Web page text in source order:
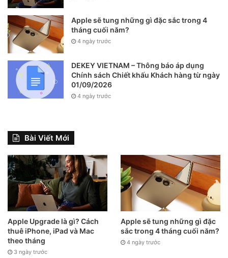
Apple sẽ tung những gì đặc sắc trong 4
tháng cuối năm?
4 ngày trước
DEKEY VIETNAM – Thông báo áp dụng
Chính sách Chiết khấu Khách hàng từ ngày
01/09/2026
4 ngày trước
Bài Viết Mới
Apple Upgrade là gì? Cách
thuê iPhone, iPad và Mac
theo tháng
3 ngày trước
Apple sẽ tung những gì đặc
sắc trong 4 tháng cuối năm?
4 ngày trước